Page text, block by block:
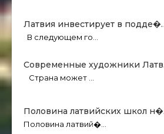
Латвия инвестирует в
В следующем го…
Современные художники
Страна может …
Половина латвийских школ
Половина латвий�…